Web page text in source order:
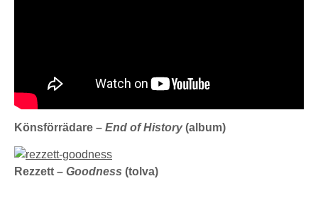
Könsförrädare – End of History(album)
Rezzett ‎– Goodness (tolva)